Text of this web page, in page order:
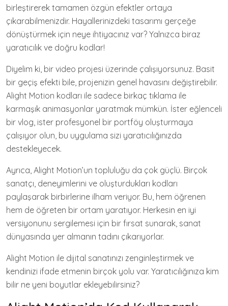
birleştirerek tamamen özgün efektler ortaya
çıkarabilmenizdir. Hayallerinizdeki tasarımı gerçeğe
dönüştürmek için neye ihtiyacınız var? Yalnızca biraz
yaratıcılık ve doğru kodlar!
Diyelim ki, bir video projesi üzerinde çalışıyorsunuz. Basit
bir geçiş efekti bile, projenizin genel havasını değiştirebilir.
Alight Motion kodları ile sadece birkaç tıklama ile
karmaşık animasyonlar yaratmak mümkün. İster eğlenceli
bir vlog, ister profesyonel bir portföy oluşturmaya
çalışıyor olun, bu uygulama sizi yaratıcılığınızda
destekleyecek.
Ayrıca, Alight Motion’un topluluğu da çok güçlü. Birçok
sanatçı, deneyimlerini ve oluşturdukları kodları
paylaşarak birbirlerine ilham veriyor. Bu, hem öğrenen
hem de öğreten bir ortam yaratıyor. Herkesin en iyi
versiyonunu sergilemesi için bir fırsat sunarak, sanat
dünyasında yer almanın tadını çıkarıyorlar.
Alight Motion ile dijital sanatınızı zenginleştirmek ve
kendinizi ifade etmenin birçok yolu var. Yaratıcılığınıza kim
bilir ne yeni boyutlar ekleyebilirsiniz?